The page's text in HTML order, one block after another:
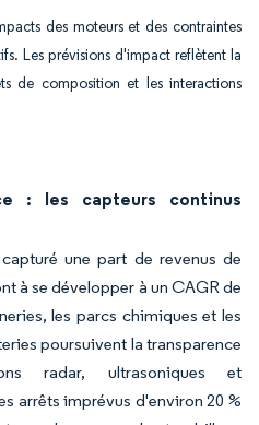
des moteurs et des contraintes
Les prévisions d'impact reflètent la
de composition et les interactions
: les capteurs continus
une part de revenus de
à se développer à un CAGR de
les parcs chimiques et les
poursuivent la transparence
radar, ultrasoniques et
arrêts imprévus d'environ 20 %